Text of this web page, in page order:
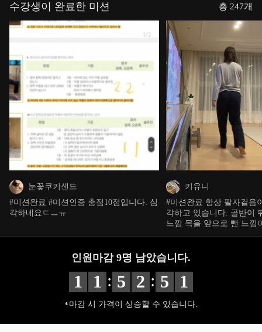
수강생이 완료한 미션 총 247개
눈꽃쿠키샌드
#미션완료 #미션인증 총점10점입니다. 심
각하네요ㄷㅡㅠ
키유니
#미션완료 항상 팔자걸음
각하고 있습니다. 골반이
느낌 목을 앞으로 뺀 느낌
인원마감 9명 남았습니다.
1 1 : 5 2 : 4 9
마감 시 가격이 상승할 수 있습니다.